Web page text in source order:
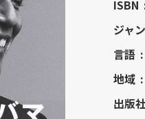
ISBN
ジャ
言語
地域
出版